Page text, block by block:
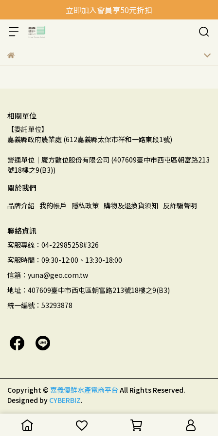
立即加入會員享50元折扣
相關單位
【委託單位】
嘉義縣政府農業處 (612嘉義縣太保市祥和一路東段1號)
營運單位｜魔方數位股份有限公司 (407609臺中市西屯區朝富路213
號18樓之9(B3))
關於我們
品牌介紹 我的帳戶 隱私政策 購物及退換貨須知 反詐騙聲明
聯絡資訊
客服專線：04-22985258#326
客服時間：09:30-12:00、13:30-18:00
信箱：yuna@geo.com.tw
地址：407609臺中市西屯區朝富路213號18樓之9(B3)
統一編號：53293878
Copyright © 嘉義優鮮水產電商平台 All Rights Reserved.
Designed by CYBERBIZ.